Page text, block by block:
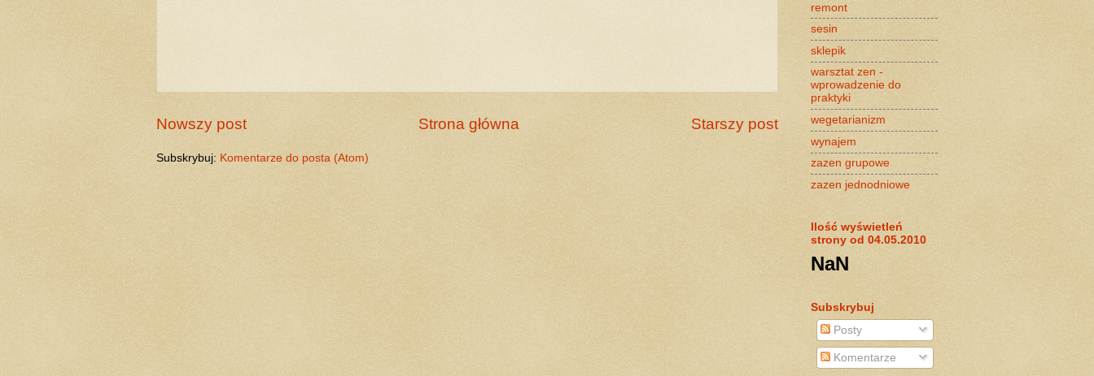
Nowszy post Starszy post
Strona główna
Subskrybuj: Komentarze do posta (Atom)
remont
sesin
sklepik
warsztat zen -
wprowadzenie do
praktyki
wegetarianizm
wynajem
zazen grupowe
zazen jednodniowe
Ilość wyświetleń
strony od 04.05.2010
NaN
Subskrybuj
Posty
Komentarze